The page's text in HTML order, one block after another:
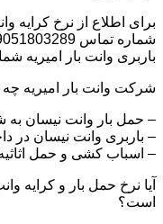
باربری وانت بار امیریه
شرکت وانت بار امیریه چه
– حمل بار وانت نیسان
– باربری وانت نیسان در
– اسباب کشی و حمل
است؟